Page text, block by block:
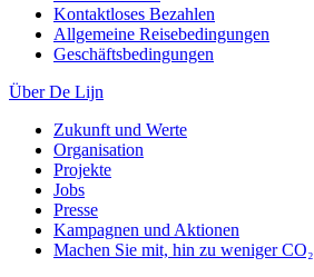
Kontaktloses Bezahlen
Allgemeine Reisebedingungen
Geschäftsbedingungen
Über De Lijn
Zukunft und Werte
Organisation
Projekte
Jobs
Presse
Kampagnen und Aktionen
Machen Sie mit, hin zu weniger CO₂